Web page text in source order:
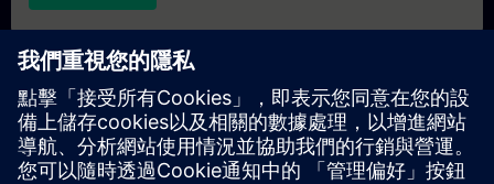
個人化報價
若您需要此培訓課程的標準報價單（例如供採購部門使用），請
點擊下方連結。您需先提供一些個人資料，之後我們將透過電子
郵件寄送報價單給您。